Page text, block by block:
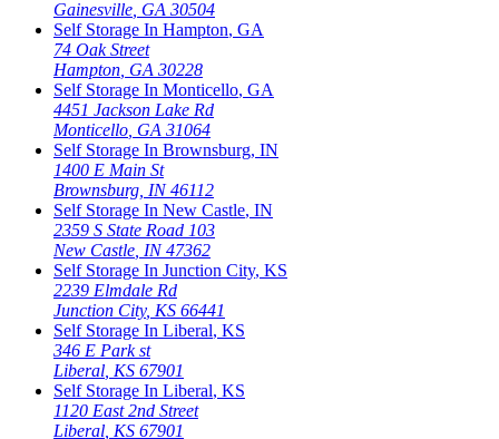
Gainesville GA 30504
Self Storage In Hampton, GA
74 Oak Street
Hampton GA 30228
Self Storage In Monticello, GA
4451 Jackson Lake Rd
Monticello GA 31064
Self Storage In Brownsburg, IN
1400 E Main St
Brownsburg IN 46112
Self Storage In New Castle, IN
2359 S State Road 103
New Castle IN 47362
Self Storage In Junction City, KS
2239 Elmdale Rd
Junction City, KS 66441
Self Storage In Liberal, KS
346 E Park st
Liberal KS 67901
Self Storage In Liberal, KS
1120 East 2nd Street
Liberal KS 67901